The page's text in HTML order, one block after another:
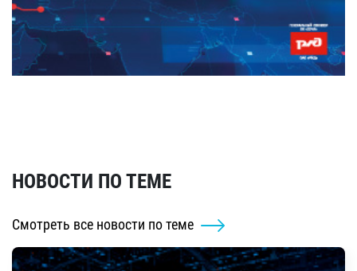
НОВОСТИ ПО ТЕМЕ
Смотреть все новости по теме